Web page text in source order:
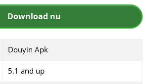
Download nu
Douyin Apk
5.1 and up